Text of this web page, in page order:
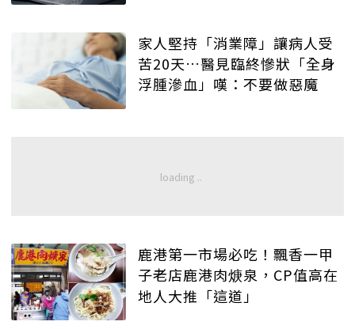
家人堅持「消業障」讓病人受
苦20天…醫見臨終慘狀「全身
浮腫滲血」嘆：不要做惡魔
鹿港第一市場必吃！飄香一甲
子老店鹿港肉焿泉，CP值高在
地人大推「這道」